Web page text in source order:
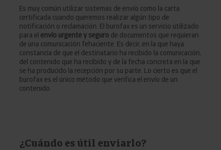
Es muy común utilizar sistemas de envío como la carta
certificada cuando queremos realizar algún tipo de
notificación o reclamación. El burofax es un servicio utilizado
para el envío urgente y seguro de documentos que requieran
de una comunicación fehaciente. Es decir, en la que haya
constancia de que el destinatario ha recibido la comunicación,
del contenido que ha recibido y de la fecha concreta en la que
se ha producido la recepción por su parte. Lo cierto es que el
burofax es el único método que verifica el envío de un
contenido.
¿Cuándo es útil enviarlo?